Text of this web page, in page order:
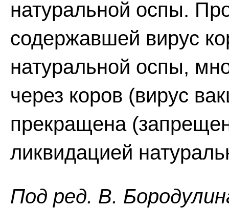
натуральной оспы.
содержавшей вирус
натуральной оспы,
через коров (вирус
прекращена
ликвидацией
Пoд peд. B.